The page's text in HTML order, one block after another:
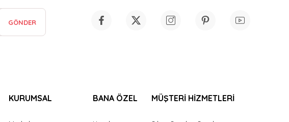
GÖNDER
KURUMSAL BANA ÖZEL MÜŞTERİ HİZMETLERİ